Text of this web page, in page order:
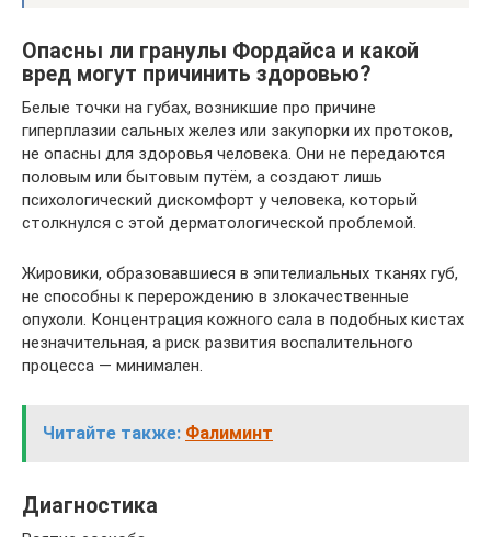
Опасны ли гранулы Фордайса и какой
вред могут причинить здоровью?
Белые точки на губах, возникшие про причине
гиперплазии сальных желез или закупорки их протоков,
не опасны для здоровья человека. Они не передаются
половым или бытовым путём, а создают лишь
психологический дискомфорт у человека, который
столкнулся с этой дерматологической проблемой.
Жировики, образовавшиеся в эпителиальных тканях губ,
не способны к перерождению в злокачественные
опухоли. Концентрация кожного сала в подобных кистах
незначительная, а риск развития воспалительного
процесса — минимален.
Читайте также: Фалиминт
Диагностика